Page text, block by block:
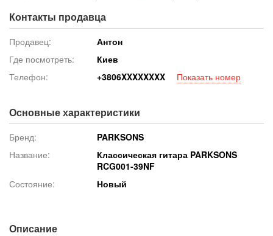
Контакты продавца
Продавец:
Антон
Где посмотреть:
Киев
Телефон:
+3806XXXXXXXX Показать номер
Основные характеристики
Бренд:
PARKSONS
Название:
Классическая гитара PARKSONS
RCG001-39NF
Состояние:
Новый
Описание